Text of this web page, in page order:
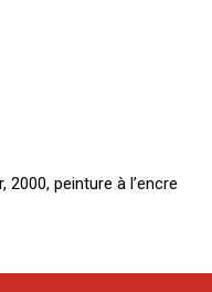
2000, peinture à l’encre